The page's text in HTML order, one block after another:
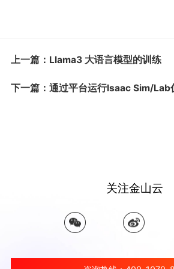
上一篇：Llama3 大语言模型的训练
下一篇：通过平台运行Isaac Sim/Lab
关注金山云